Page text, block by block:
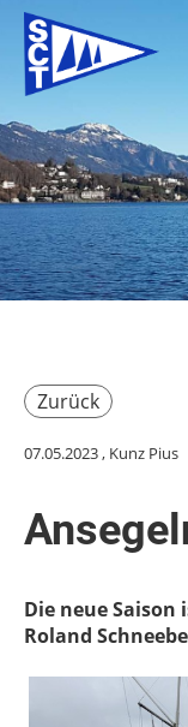
Zurück
07.05.2023, Kunz Pius
Die neue
Roland